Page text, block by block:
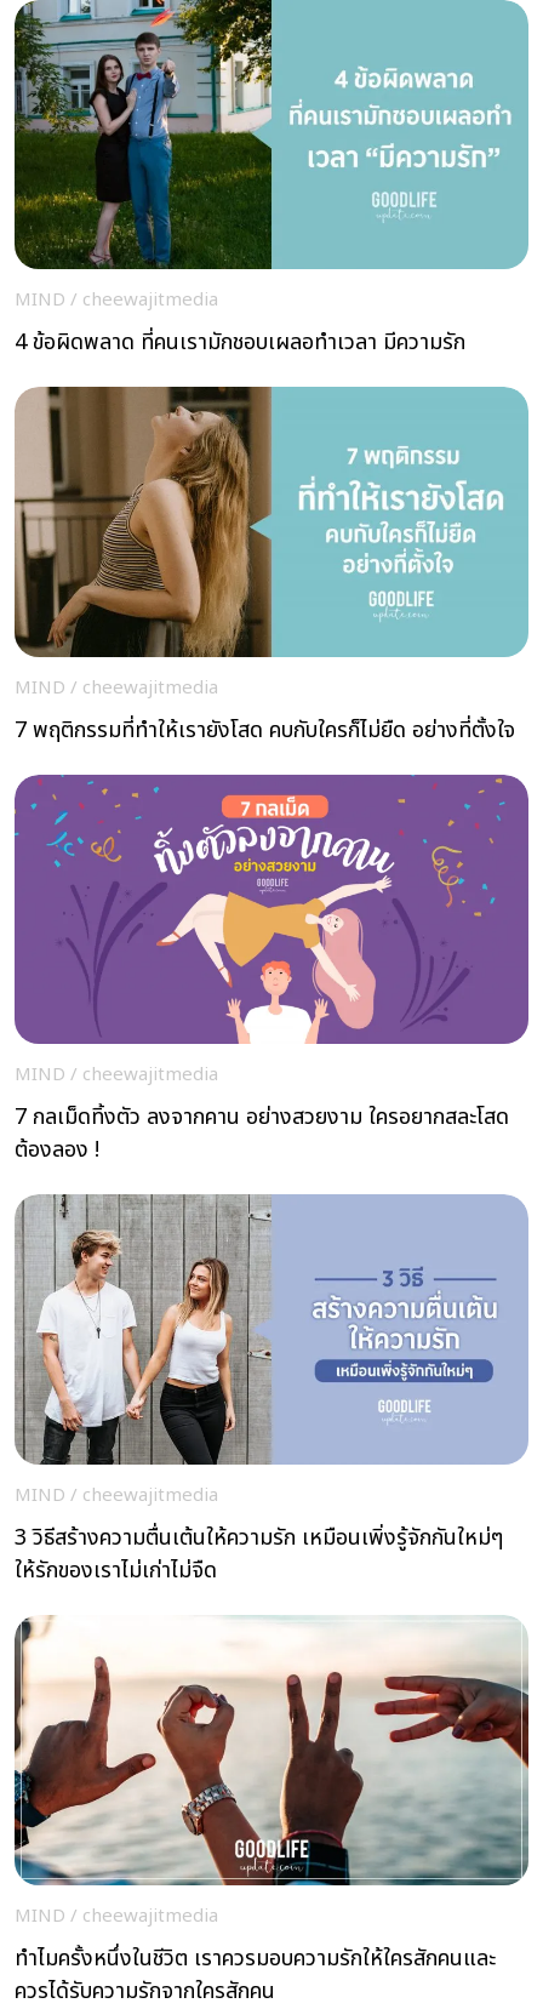
MIND / cheewajitmedia
4 ข้อผิดพลาด ที่คนเรามักชอบเผลอทำเวลา มีความรัก
MIND / cheewajitmedia
7 พฤติกรรมที่ทำให้เรายังโสด คบกับใครก็ไม่ยืด อย่างที่ตั้งใจ
MIND / cheewajitmedia
7 กลเม็ดทิ้งตัว ลงจากคาน อย่างสวยงาม ใครอยากสละโสด
ต้องลอง !
MIND / cheewajitmedia
3 วิธีสร้างความตื่นเต้นให้ความรัก เหมือนเพิ่งรู้จักกันใหม่ๆ
ให้รักของเราไม่เก่าไม่จืด
MIND / cheewajitmedia
ทำไมครั้งหนึ่งในชีวิต เราควรมอบความรักให้ใครสักคนและ
ควรได้รับความรักจากใครสักคน